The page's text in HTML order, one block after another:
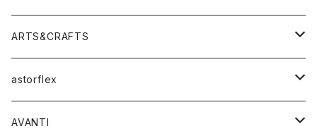
シャツ・ブラウス
パンツ
スカート
ワンピース・オールインワン
バッグ
シューズ
アウター
コート
ジャケット
トップス
ベスト
ワンピース
ARTS&CRAFTS
アクセサリー
ウォレット
astorflex
グッズ
AVANTI